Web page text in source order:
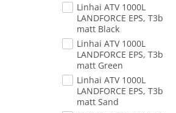
Linhai ATV 1000L
LANDFORCE EPS, T3b
matt Black
Linhai ATV 1000L
LANDFORCE EPS, T3b
matt Green
Linhai ATV 1000L
LANDFORCE EPS, T3b
matt Sand